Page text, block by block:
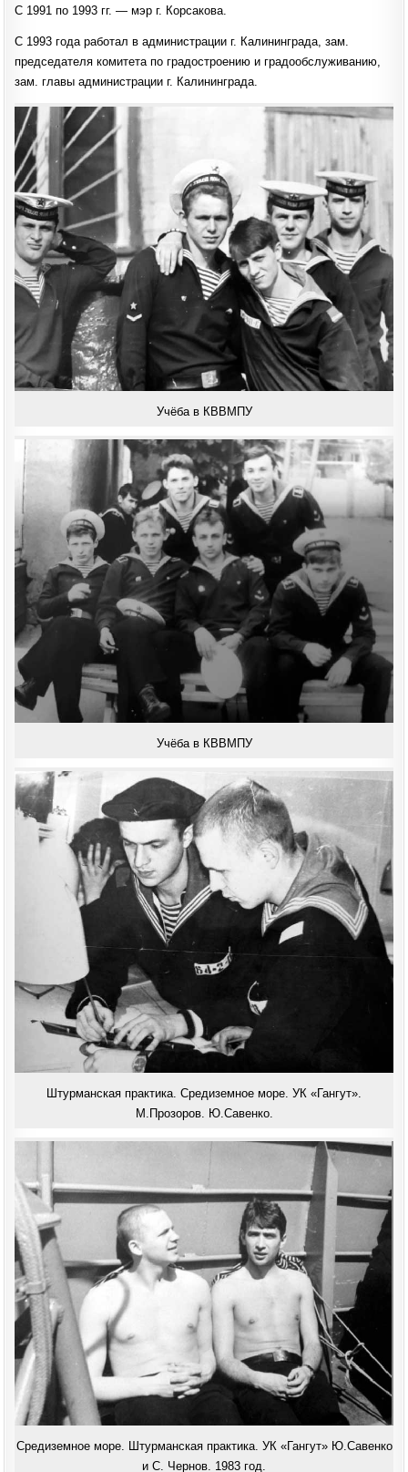
С 1991 по 1993 гг. — мэр г. Корсакова.
C 1993 года работал в администрации г. Калининграда, зам.
председателя комитета по градостроению и градообслуживанию,
зам. главы администрации г. Калининграда.
Учёба в КВВМПУ
Учёба в КВВМПУ
Штурманская практика. Средиземное море. УК «Гангут».
М.Прозоров. Ю.Савенко.
Средиземное море. Штурманская практика. УК «Гангут» Ю.Савенко
и С. Чернов. 1983 год.